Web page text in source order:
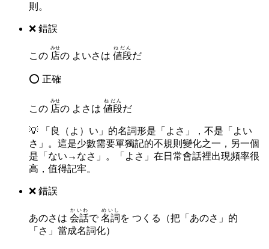
則。
❌ 錯誤
この 店
みせ
の よいさは 値段
ねだん
だ
⭕ 正確
この 店
みせ
の よさは 値段
ねだん
だ
💡
「良（よ）い」的名詞形是「よさ」，不是「よい
さ」。這是少數需要單獨記的不規則變化之一，另一個
是「ない→なさ」。「よさ」在日常會話裡出現頻率很
高，值得記牢。
❌ 錯誤
あのさは 会話
かいわ
で名詞
めいし
を つくる（把「あのさ」的
「さ」當成名詞化）